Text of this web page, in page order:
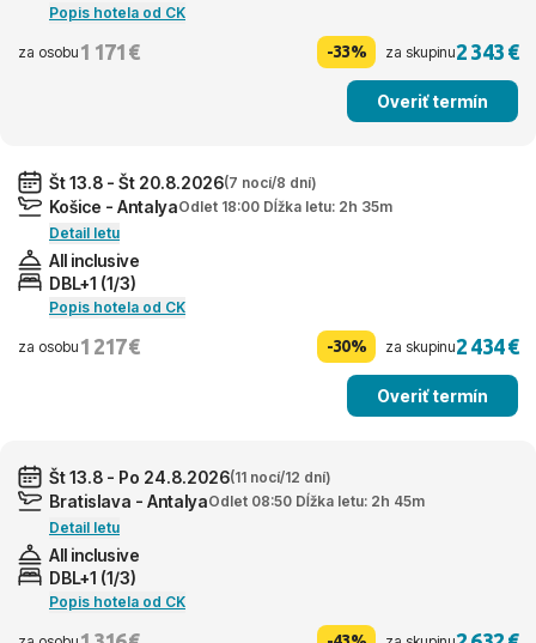
Popis hotela od CK
za osobu 1 171 € -33% za skupinu2 343 €
Overiť termín
Št 13.8 - Št 20.8.2026(7 nocí/8 dní)
Košice - AntalyaOdlet 18:00 Dĺžka letu: 2h 35m
Detail letu
All inclusive
DBL+1 (1/3)
Popis hotela od CK
za osobu 1 217 € -30% za skupinu2 434 €
Overiť termín
Št 13.8 - Po 24.8.2026(11 nocí/12 dní)
Bratislava - AntalyaOdlet 08:50 Dĺžka letu: 2h 45m
Detail letu
All inclusive
DBL+1 (1/3)
Popis hotela od CK